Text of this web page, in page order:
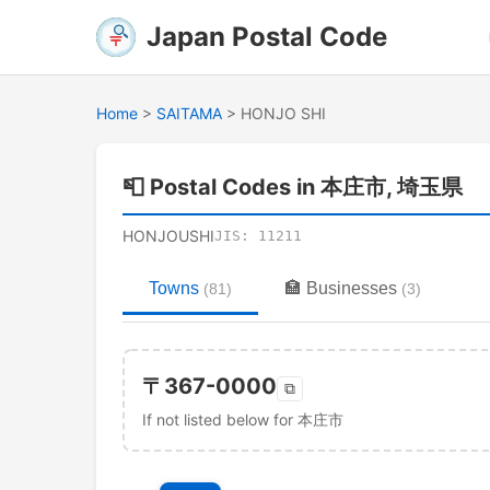
Japan Postal Code
Home > SAITAMA > HONJO SHI
📮 Postal Codes in 本庄市, 埼玉県
HONJOUSHIJIS: 11211
Towns (81) 🏣 Businesses (3)
〒 367-0000 ⧉
If not listed below for 本庄市